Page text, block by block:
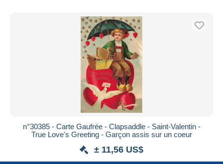
n°30385 - Carte Gaufrée - Clapsaddle - Saint-Valentin -
True Love's Greeting - Garçon assis sur un coeur
± 11,56 US$